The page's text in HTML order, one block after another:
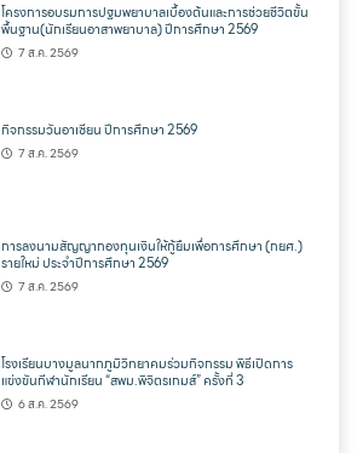
โครงการอบรมการปฐมพยาบาลเบื้องต้นและการช่วยชีวิตขั้น
พื้นฐาน(นักเรียนอาสาพยาบาล) ปีการศึกษา 2569
7 ส.ค. 2569
กิจกรรมวันอาเซียน ปีการศึกษา 2569
7 ส.ค. 2569
การลงนามสัญญากองทุนเงินให้กู้ยืมเพื่อการศึกษา (กยศ.)
รายใหม่ ประจำปีการศึกษา 2569
7 ส.ค. 2569
โรงเรียนบางมูลนากภูมิวิทยาคมร่วมกิจกรรม พิธีเปิดการ
แข่งขันกีฬานักเรียน “สพม.พิจิตรเกมส์” ครั้งที่ 3
6 ส.ค. 2569